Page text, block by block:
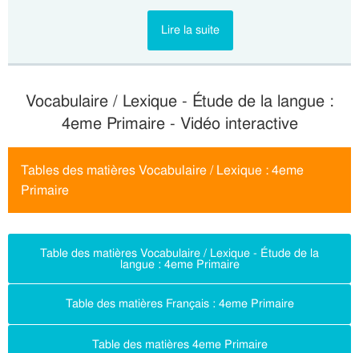
Lire la suite
Vocabulaire / Lexique - Étude de la langue :
4eme Primaire - Vidéo interactive
Tables des matières Vocabulaire / Lexique : 4eme
Primaire
Table des matières Vocabulaire / Lexique - Étude de la
langue : 4eme Primaire
Table des matières Français : 4eme Primaire
Table des matières 4eme Primaire